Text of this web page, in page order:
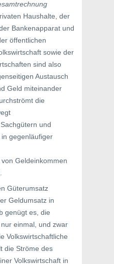
Haushalte, der
Bankenapparat und
öffentlichen
sowie der
sind also
Austausch
Geld miteinander
die
und
gegenläufiger
Geldeinkommen
Güterumsatz
Geldumsatz in
genügt es, die
einmal, und zwar
Volkswirtschaftliche
die Ströme des
Volkswirtschaft in